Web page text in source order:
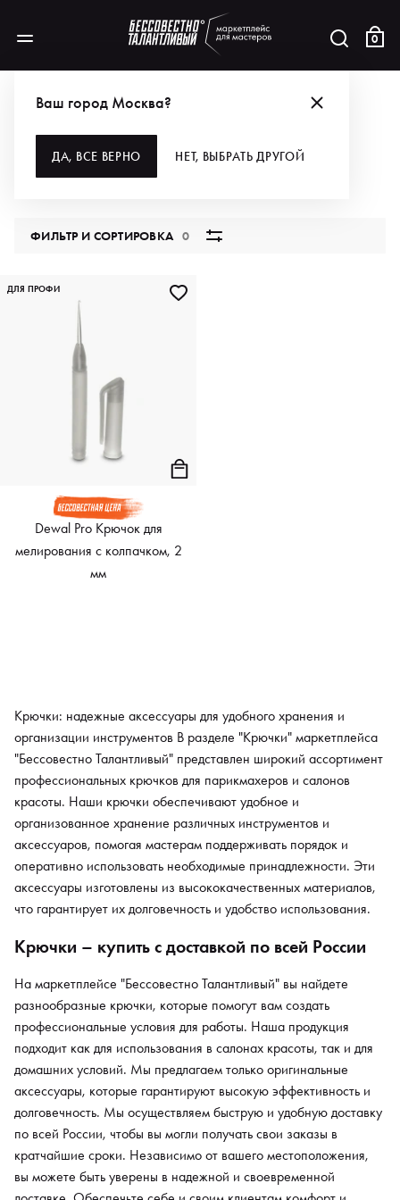
0
Ваш город Москва?
ДА, ВСЕ ВЕРНО НЕТ, ВЫБРАТЬ ДРУГОЙ
КРЮЧКИ
ФИЛЬТР И СОРТИРОВКА0
Dewal Pro Крючок для
мелирования с колпачком, 2
мм
ДЛЯ ПРОФИ
Крючки: надежные аксессуары для удобного хранения и
организации инструментов В разделе "Крючки" маркетплейса
"Бессовестно Талантливый" представлен широкий ассортимент
профессиональных крючков для парикмахеров и салонов
красоты. Наши крючки обеспечивают удобное и
организованное хранение различных инструментов и
аксессуаров, помогая мастерам поддерживать порядок и
оперативно использовать необходимые принадлежности. Эти
аксессуары изготовлены из высококачественных материалов,
что гарантирует их долговечность и удобство использования.
Крючки – купить с доставкой по всей России
На маркетплейсе "Бессовестно Талантливый" вы найдете
разнообразные крючки, которые помогут вам создать
профессиональные условия для работы. Наша продукция
подходит как для использования в салонах красоты, так и для
домашних условий. Мы предлагаем только оригинальные
аксессуары, которые гарантируют высокую эффективность и
долговечность. Мы осуществляем быструю и удобную доставку
по всей России, чтобы вы могли получать свои заказы в
кратчайшие сроки. Независимо от вашего местоположения,
вы можете быть уверены в надежной и своевременной